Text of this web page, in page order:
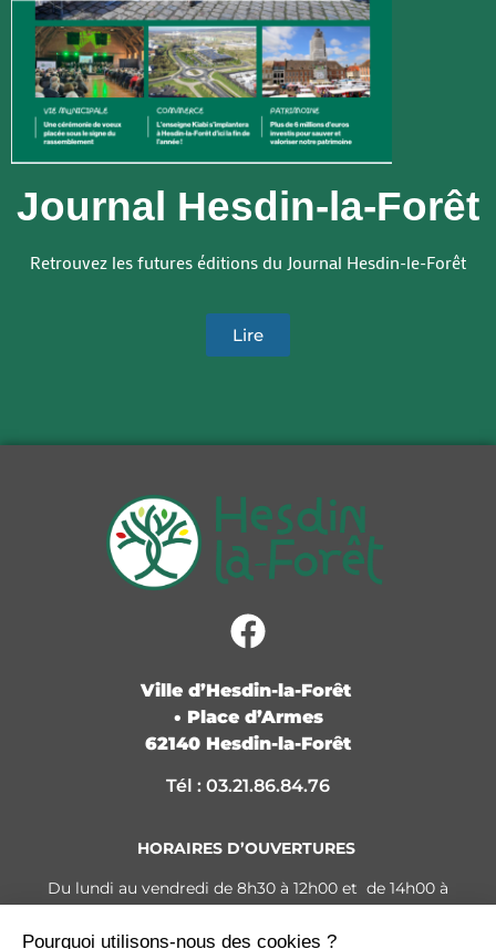
Pourquoi utilisons-nous des cookies ?
Journal Hesdin-la-Forêt
Retrouvez les futures éditions du Journal Hesdin-le-Forêt
Lire
Ville d’Hesdin-la-Forêt
• Place d’Armes
62140 Hesdin-la-Forêt
Tél : 03.21.86.84.76
HORAIRES D’OUVERTURES
Du lundi au vendredi de 8h30 à 12h00 et de 14h00 à
17h30
Le samedi de 9h00 à 12h00 (Permanence Carte